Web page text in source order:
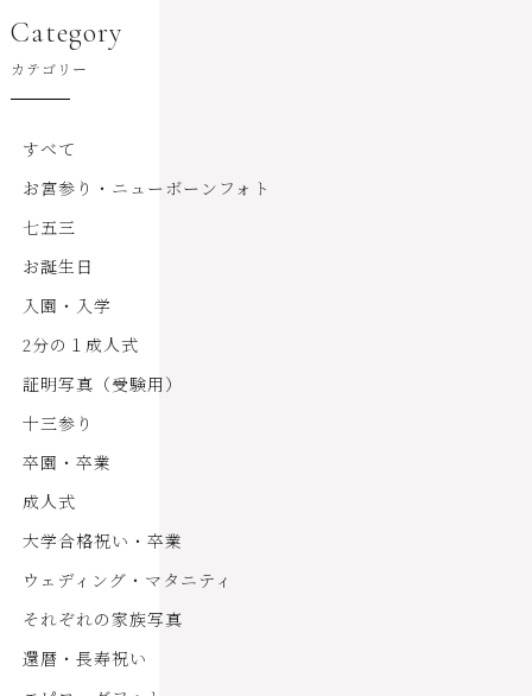
Category
カテゴリー
すべて
お宮参り・ニューボーンフォト
七五三
お誕生日
入園・入学
2分の１成人式
証明写真（受験用）
十三参り
卒園・卒業
成人式
大学合格祝い・卒業
ウェディング・マタニティ
それぞれの家族写真
還暦・長寿祝い